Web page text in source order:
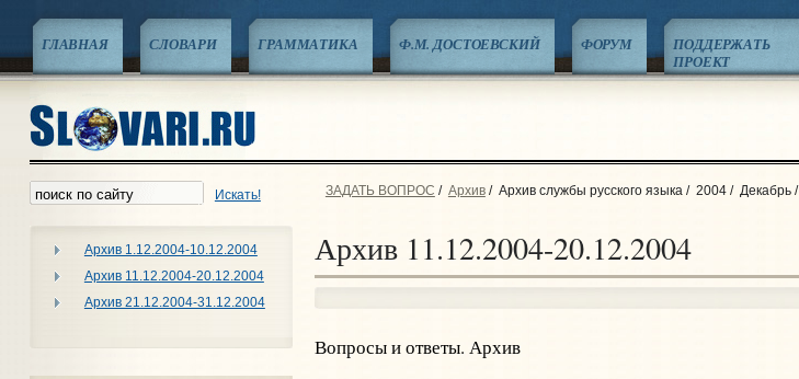
ГЛАВНАЯ СЛОВАРИ ГРАММАТИКА Ф.М. ДОСТОЕВСКИЙ ФОРУМ
ПОДДЕРЖАТЬ
ПРОЕКТ
Искать!
Архив 1.12.2004-10.12.2004
Архив 11.12.2004-20.12.2004
Архив 21.12.2004-31.12.2004
ЗАДАТЬ ВОПРОС / Архив/ Архив службы русского языка/ 2004/ Декабрь/
Архив 11.12.2004-20.12.2004
Вопросы и ответы. Архив